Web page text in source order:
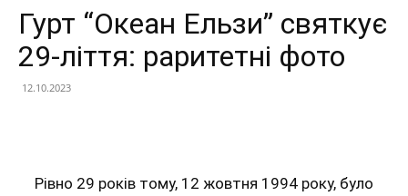
Гурт “Океан Ельзи” святкує
29-ліття: раритетні фото
12.10.2023
Рівно 29 років тому, 12 жовтня 1994 року, було